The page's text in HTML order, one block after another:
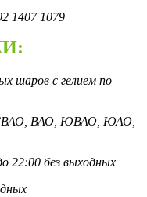
1407 1079
шаров с гелием по
ВАО, ЮВАО, ЮАО,
22:00 без выходных